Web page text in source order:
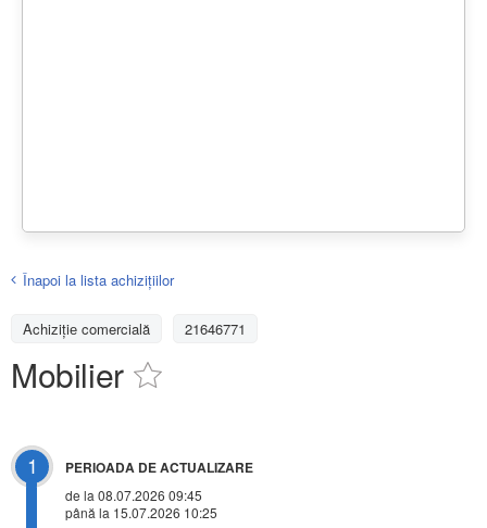
Înapoi la lista achiziţiilor
Achizițiе comercială 21646771
Mobilier
1 PERIOADA DE ACTUALIZARE
de la 08.07.2026 09:45
până la 15.07.2026 10:25